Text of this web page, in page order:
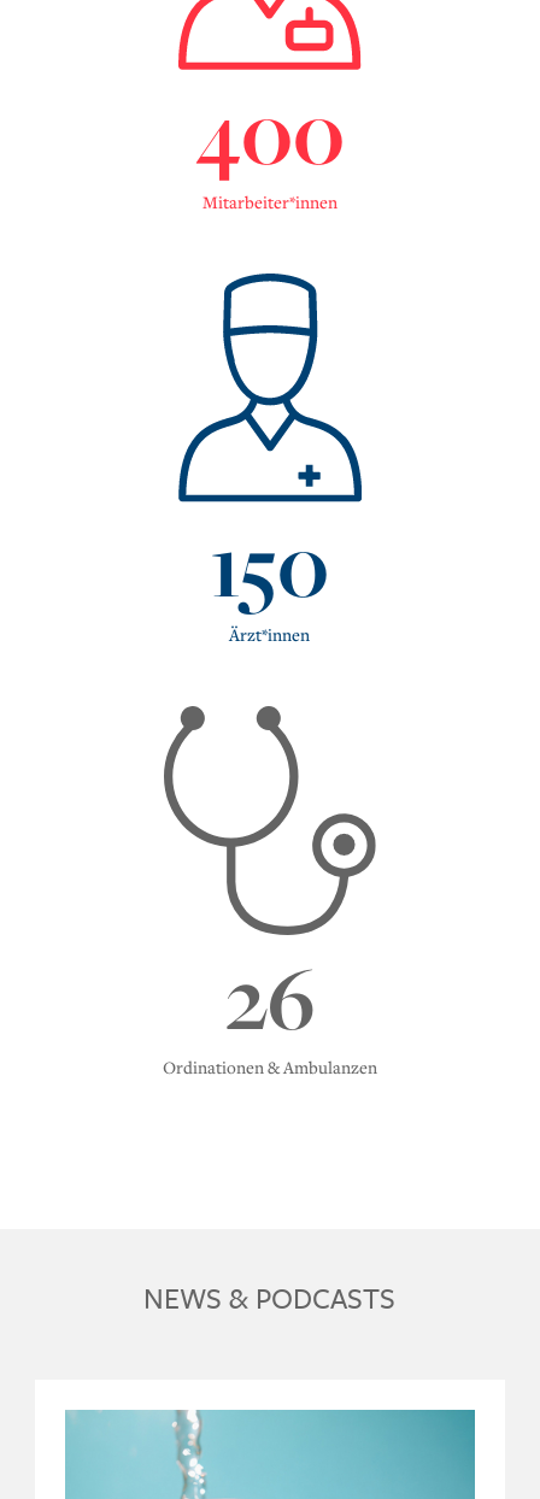
400
Mitarbeiter*innen
150
Ärzt*innen
26
Ordinationen & Ambulanzen
NEWS & PODCASTS